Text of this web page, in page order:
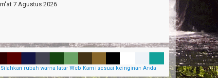
7 Agustus 2026
Silahkan rubah warna latar Web Kami sesuai keinginan Anda